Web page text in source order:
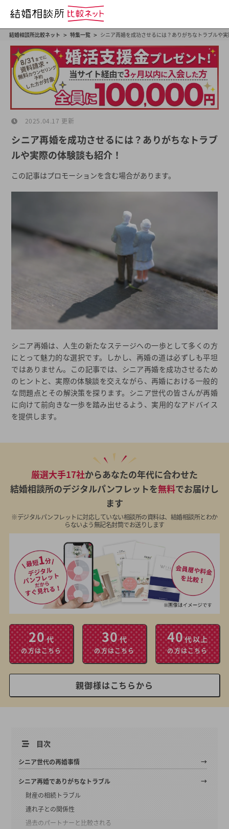
結婚相談所比較ネット > 特集一覧 > シニア再婚を成功させるには？ありがちなトラブルや
2025.04.17 更新
シニア再婚を成功させるには？ありがちなトラブ
ルや実際の体験談も紹介！
この記事はプロモーションを含む場合があります。
シニア再婚は、人生の新たなステージへの一歩として多くの方
にとって魅力的な選択です。しかし、再婚の道は必ずしも平坦
ではありません。この記事では、シニア再婚を成功させるため
のヒントと、実際の体験談を交えながら、再婚における一般的
な問題点とその解決策を探ります。シニア世代の皆さんが再婚
に向けて前向きな一歩を踏み出せるよう、実用的なアドバイス
を提供します。
厳選大手17社からあなたの年代に合わせた
結婚相談所のデジタルパンフレットを無料でお届けし
ます
※デジタルパンフレットに対応していない相談所の資料は、結婚相談所とわか
らないよう無記名封筒でお送りします
20代
の方はこちら
30代
の方はこちら
40代以上
の方はこちら
親御様はこちらから
目次
シニア世代の再婚事情
シニア再婚でありがちなトラブル
財産の相続トラブル
連れ子との関係性
過去のパートナーと比較される